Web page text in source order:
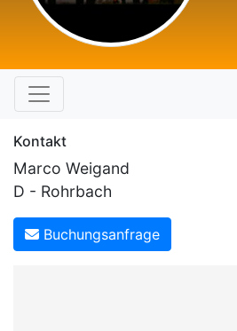
Kontakt
Marco Weigand
D - Rohrbach
Buchungsanfrage